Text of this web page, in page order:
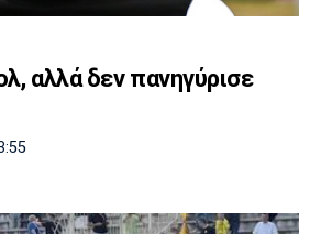
Γιουβέντους
αλλά δεν πανηγύρισε